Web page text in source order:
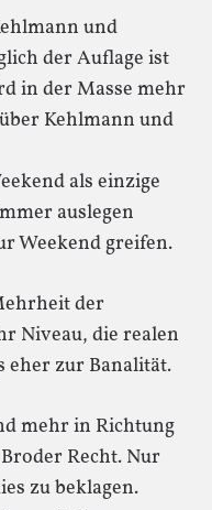
und
der Auflage ist
in der Masse mehr
Kehlmann und
als einzige
auslegen
Weekend greifen.
der
Niveau, die realen
eher zur Banalität.
mehr in Richtung
Recht. Nur
zu beklagen.